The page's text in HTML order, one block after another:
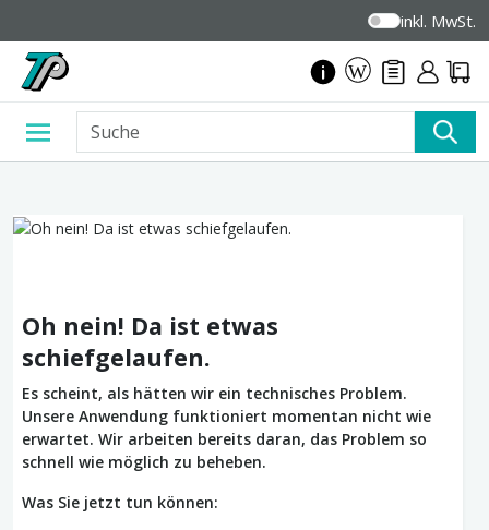
inkl. MwSt.
Oh nein! Da ist etwas
schiefgelaufen.
Es scheint, als hätten wir ein technisches Problem.
Unsere Anwendung funktioniert momentan nicht wie
erwartet. Wir arbeiten bereits daran, das Problem so
schnell wie möglich zu beheben.
Was Sie jetzt tun können: